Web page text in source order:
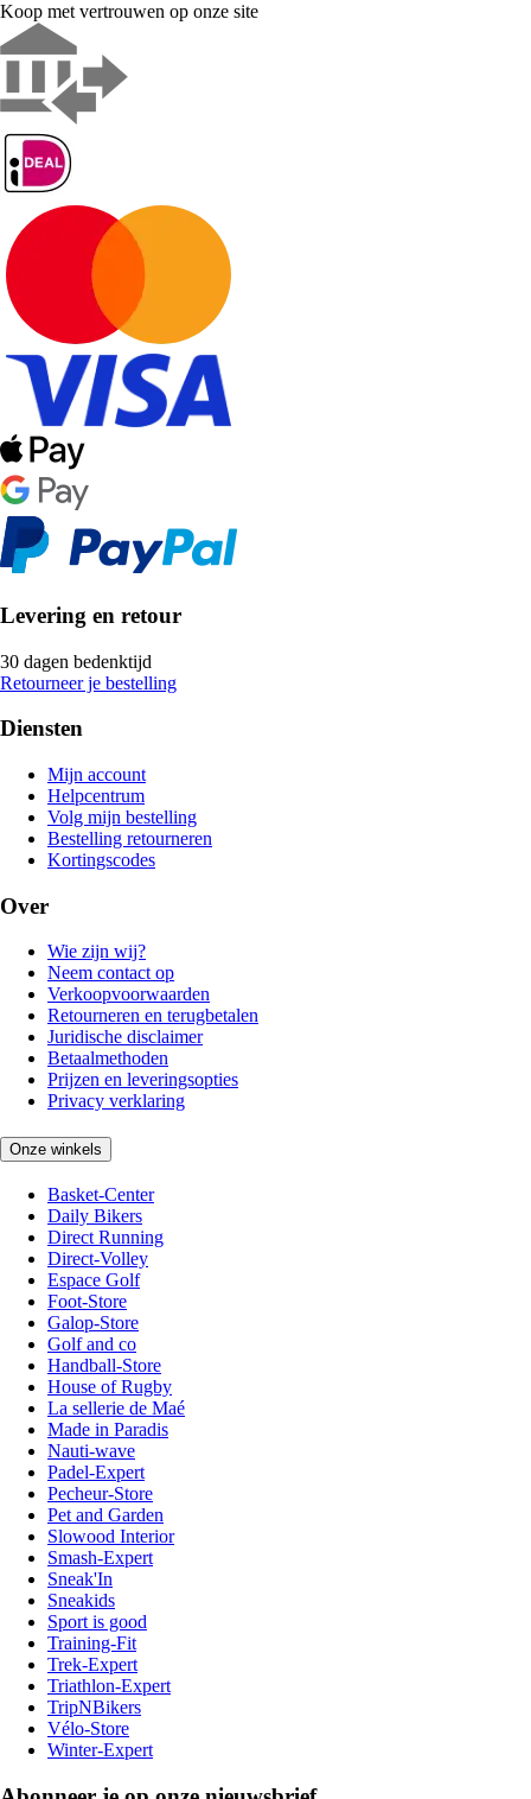
Koop met vertrouwen op onze site
Levering en retour
30 dagen bedenktijd
Retourneer je bestelling
Diensten
Mijn account
Helpcentrum
Volg mijn bestelling
Bestelling retourneren
Kortingscodes
Over
Wie zijn wij?
Neem contact op
Verkoopvoorwaarden
Retourneren en terugbetalen
Juridische disclaimer
Betaalmethoden
Prijzen en leveringsopties
Privacy verklaring
Onze winkels
Basket-Center
Daily Bikers
Direct Running
Direct-Volley
Espace Golf
Foot-Store
Galop-Store
Golf and co
Handball-Store
House of Rugby
La sellerie de Maé
Made in Paradis
Nauti-wave
Padel-Expert
Pecheur-Store
Pet and Garden
Slowood Interior
Smash-Expert
Sneak'In
Sneakids
Sport is good
Training-Fit
Trek-Expert
Triathlon-Expert
TripNBikers
Vélo-Store
Winter-Expert